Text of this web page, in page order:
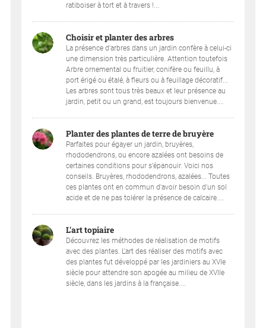
ratiboiser à tort et à travers !...
Choisir et planter des arbres
La présence d'arbres dans un jardin confère à celui-ci
une dimension très particulière. Attention toutefois
Arbre ornemental ou fruitier, conifère ou feuillu, à
port érigé ou étalé, à fleurs ou à feuillage décoratif...
Les arbres sont tous très beaux et leur présence au
jardin, petit ou un grand, est toujours bienvenue....
Planter des plantes de terre de bruyère
Parfaites pour égayer un jardin, bruyères,
rhododendrons, ou encore azalées ont besoins de
certaines conditions pour s’épanouir. Voici nos
conseils. Bruyères, rhododendrons, azalées... Toutes
ces plantes ont en commun d'avoir besoin d'un sol
acide et de ne pas tolérer la présence de calcaire....
L'art topiaire
Découvrez les méthodes de réalisation de motifs
avec des plantes. L'art des réaliser des motifs avec
des plantes fut développé par les jardiniers au XVIe
siècle pour attendre son apogée au milieu de XVIIe
siècle, dans les jardins à la française....